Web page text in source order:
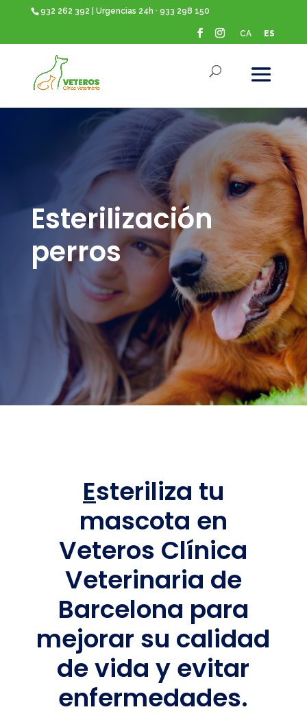
932 262 392 | Urgencias 24h · 933 298 150
CA ES
Esterilización
perros
Esteriliza tu
mascota en
Veteros Clínica
Veterinaria de
Barcelona para
mejorar su calidad
de vida y evitar
enfermedades.